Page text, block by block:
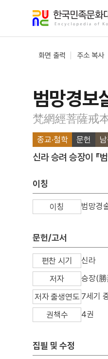
화면 출력 주소 복사
범망경보
梵網經菩薩戒
종교·철학 문헌
신라 승려 승장이 『
이칭
이칭 범망경
문헌/고서
편찬 시기
신라
저자
승장(
저자 출생연도 7세기
권책수
4권
집필 및 수정